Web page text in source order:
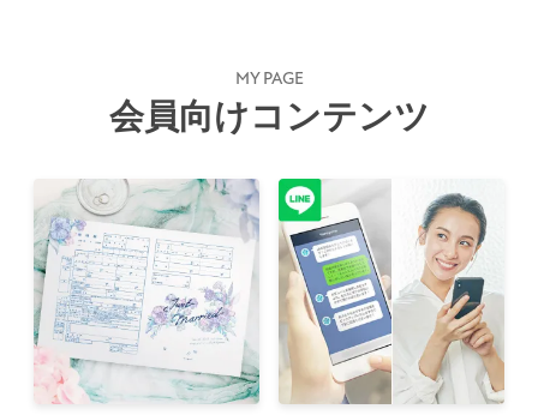
MY PAGE
会員向けコンテンツ